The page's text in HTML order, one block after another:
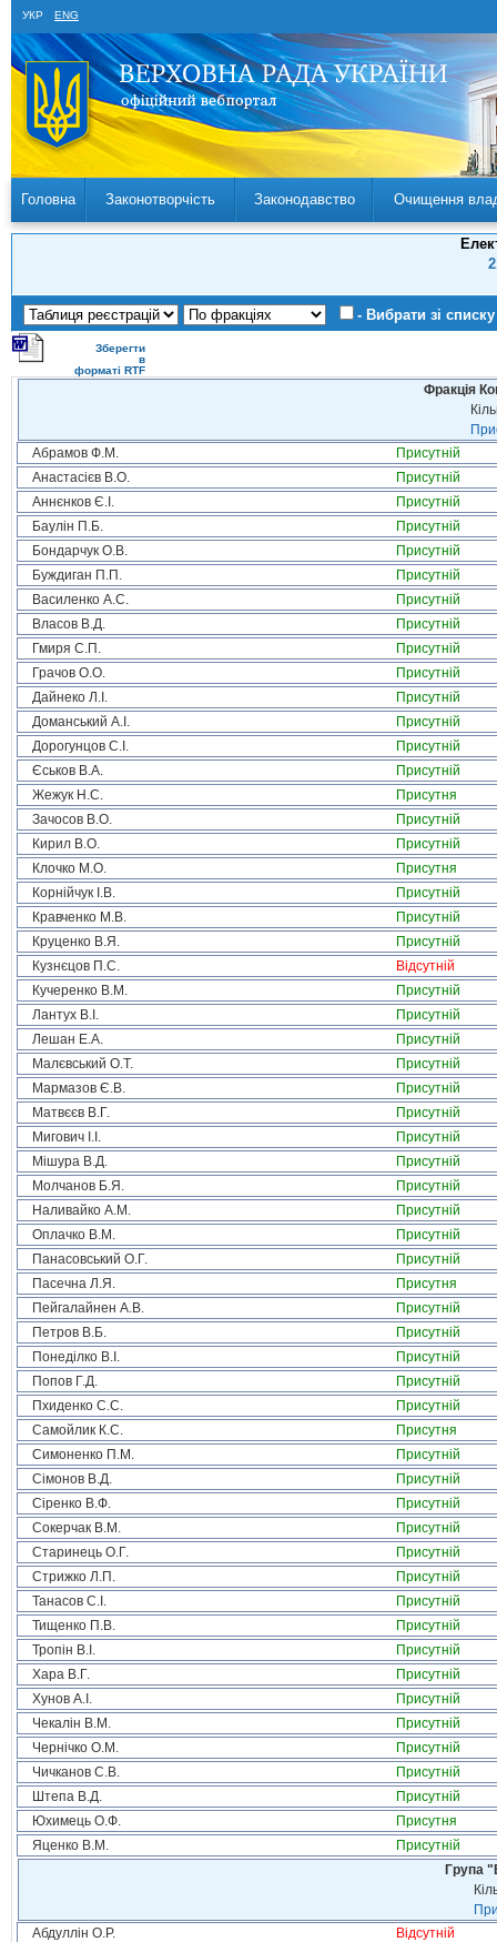
УКР ENG
Головна Законотворчість Законодавство Очищення
- Вибрати зі списку
Зберегти
в
форматі RTF
Фракція
Абрамов Ф.М.
Присутній
Анастасієв В.О.
Присутній
Аннєнков Є.І.
Присутній
Баулін П.Б.
Присутній
Бондарчук О.В.
Присутній
Буждиган П.П.
Присутній
Василенко А.С.
Присутній
Власов В.Д.
Присутній
Гмиря С.П.
Присутній
Грачов О.О.
Присутній
Дайнеко Л.І.
Присутній
Доманський А.І.
Присутній
Дорогунцов С.І.
Присутній
Єськов В.А.
Присутній
Жежук Н.С.
Присутня
Зачосов В.О.
Присутній
Кирил В.О.
Присутній
Клочко М.О.
Присутня
Корнійчук І.В.
Присутній
Кравченко М.В.
Присутній
Круценко В.Я.
Присутній
Кузнєцов П.С.
Відсутній
Кучеренко В.М.
Присутній
Лантух В.І.
Присутній
Лешан Е.А.
Присутній
Малєвський О.Т.
Присутній
Мармазов Є.В.
Присутній
Матвєєв В.Г.
Присутній
Мигович І.І.
Присутній
Мішура В.Д.
Присутній
Молчанов Б.Я.
Присутній
Наливайко А.М.
Присутній
Оплачко В.М.
Присутній
Панасовський О.Г.
Присутній
Пасечна Л.Я.
Присутня
Пейгалайнен А.В.
Присутній
Петров В.Б.
Присутній
Понеділко В.І.
Присутній
Попов Г.Д.
Присутній
Пхиденко С.С.
Присутній
Самойлик К.С.
Присутня
Симоненко П.М.
Присутній
Сімонов В.Д.
Присутній
Сіренко В.Ф.
Присутній
Сокерчак В.М.
Присутній
Старинець О.Г.
Присутній
Стрижко Л.П.
Присутній
Танасов С.І.
Присутній
Тищенко П.В.
Присутній
Тропін В.І.
Присутній
Хара В.Г.
Присутній
Хунов А.І.
Присутній
Чекалін В.М.
Присутній
Чернічко О.М.
Присутній
Чичканов С.В.
Присутній
Штепа В.Д.
Присутній
Юхимець О.Ф.
Присутня
Яценко В.М.
Присутній
Група
Абдуллін О.Р.
Відсутній